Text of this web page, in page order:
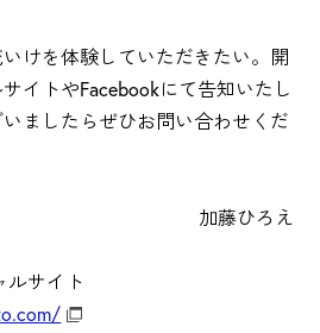
けを体験していただきたい。開
イトやFacebookにて告知いたし
ましたらぜひお問い合わせくだ
加藤ひろえ
ルサイト